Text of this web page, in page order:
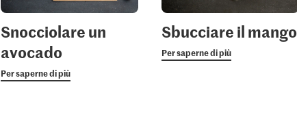
Snocciolare un
avocado
Per saperne di più
Sbucciare il mango
Per saperne di più